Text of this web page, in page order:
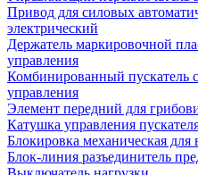
Привод для силовых
электрический
Держатель маркировочной
управления
Комбинированный пускатель
управления
Элемент передний для
Катушка управления
Блокировка механическая для
Блок-линия разъединитель